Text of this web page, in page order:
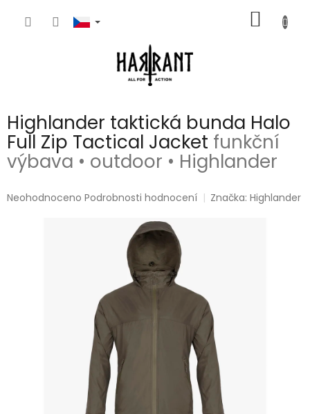
KOŠÍK
Highlander taktická bunda Halo
Full Zip Tactical Jacket funkční
výbava • outdoor • Highlander
Průměrné
Neohodnoceno Podrobnosti hodnocení Značka:Highlander